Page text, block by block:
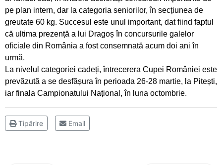
Oaspete din Germania pentru luptătorii
Ceahlăului
Canotorii CS Ceahlăul și LPS Piatra Neamț, pe
podium la Campionatele Naționale ale Juniorilor
Canotajul pietrean, o "uzină de medalii"
Obiectiv realizat pentru canotajul pietrean, la
pe plan intern, dar la categoria seniorilor, în secțiunea de
greutate 60 kg. Succesul este unul important, dat fiind faptul
că ultima prezență a lui Dragoș în concursurile galelor
oficiale din România a fost consemnată acum doi ani în
urmă.
La nivelul categoriei cadeți, întrecerera Cupei României este
prevăzută a se desfășura în perioada 26-28 martie, la Pitești,
iar finala Campionatului Național, în luna octombrie.
Tipărire Email